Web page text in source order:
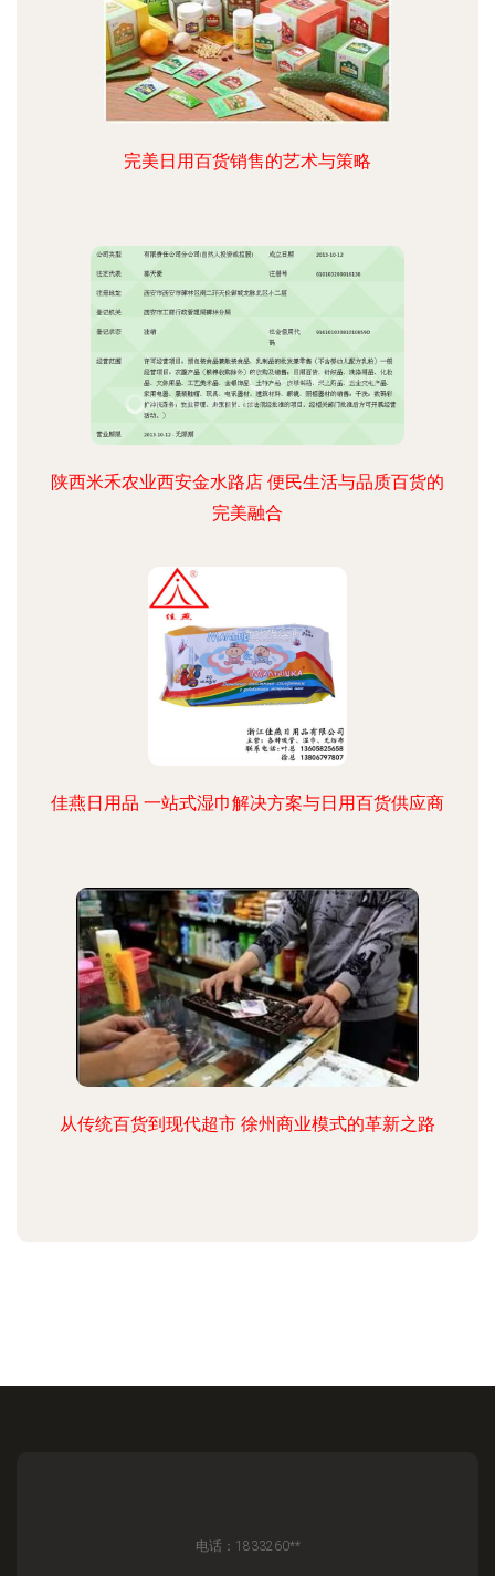
完美日用百货销售的艺术与策略
陕西米禾农业西安金水路店 便民生活与品质百货的
完美融合
佳燕日用品 一站式湿巾解决方案与日用百货供应商
从传统百货到现代超市 徐州商业模式的革新之路
电话：1833260**